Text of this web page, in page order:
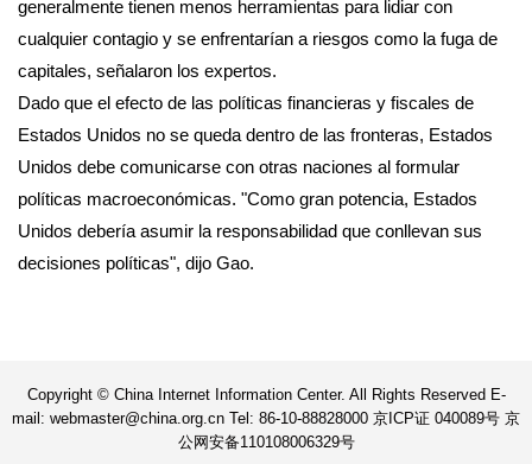
generalmente tienen menos herramientas para lidiar con
cualquier contagio y se enfrentarían a riesgos como la fuga de
capitales, señalaron los expertos.
Dado que el efecto de las políticas financieras y fiscales de
Estados Unidos no se queda dentro de las fronteras, Estados
Unidos debe comunicarse con otras naciones al formular
políticas macroeconómicas. "Como gran potencia, Estados
Unidos debería asumir la responsabilidad que conllevan sus
decisiones políticas", dijo Gao.
Copyright © China Internet Information Center. All Rights Reserved E-
mail: webmaster@china.org.cn Tel: 86-10-88828000 京ICP证 040089号 京
公网安备110108006329号